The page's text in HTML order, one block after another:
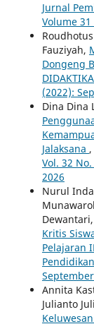
Jurnal
Volume
Fauziyah,
Dongeng
(2022):
Dina Dina
Jalaksana ,
Vol. 32
2026
Nurul
Dewantari,
Kritis
Pelajaran
Annita
Julianto